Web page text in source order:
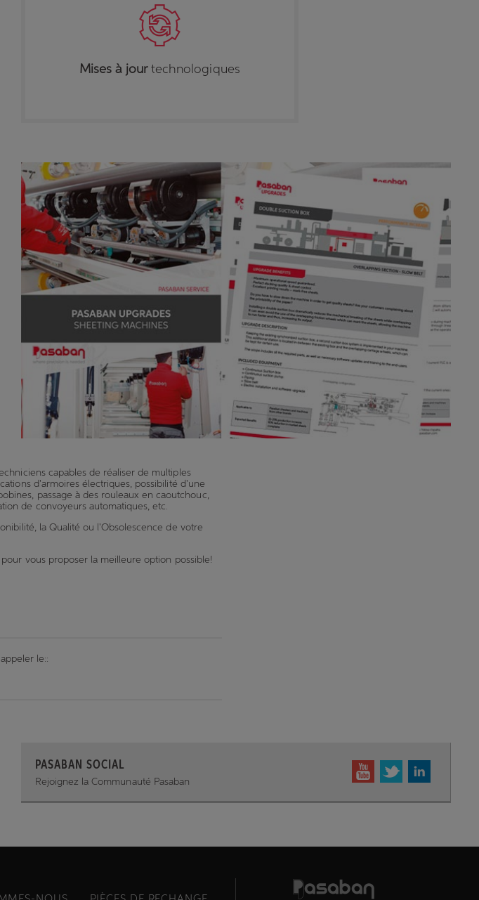
Mises à jourtechnologiques
capables de réaliser de multiples
d'armoires électriques, possibilité d'une
passage à des rouleaux en caoutchouc,
de convoyeurs automatiques, etc.
la Qualité ou l'Obsolescence de votre
vous proposer la meilleure option possible!
le::
PASABAN SOCIAL
Rejoignez la Communauté Pasaban